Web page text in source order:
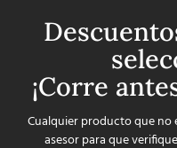
¡Corre
Cualquier producto que
asesor para que